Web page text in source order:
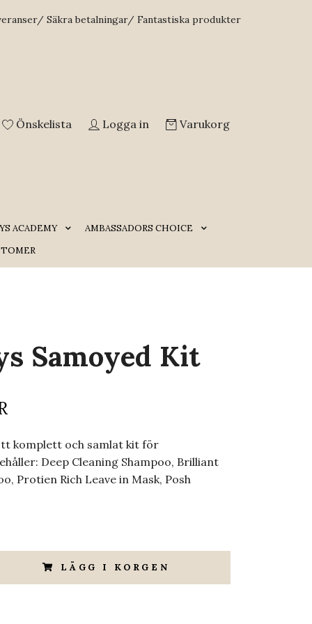
Säkra betalningar/ Fantastiska produkter
Önskelista Logga in Varukorg
ACADEMY
AMBASSADORS CHOICE
Samoyed Kit
komplett och samlat kit för
Deep Cleaning Shampoo, Brilliant
Protien Rich Leave in Mask, Posh
LÄGG I KORGEN